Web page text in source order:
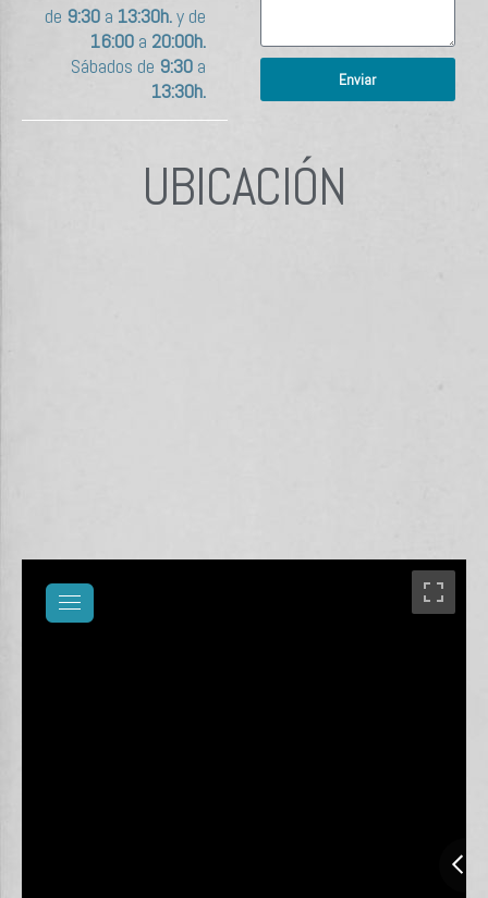
de 9:30a 13:30h.y de
16:00a 20:00h.
Sábados de 9:30a
13:30h.
Enviar
UBICACIÓN